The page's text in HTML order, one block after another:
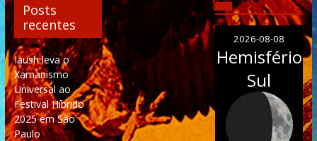
Posts
recentes
Iaush leva o
Xamanismo
Universal ao
Festival Híbrido
2025 em São
Paulo
2026-08-08
Hemisfério
Sul